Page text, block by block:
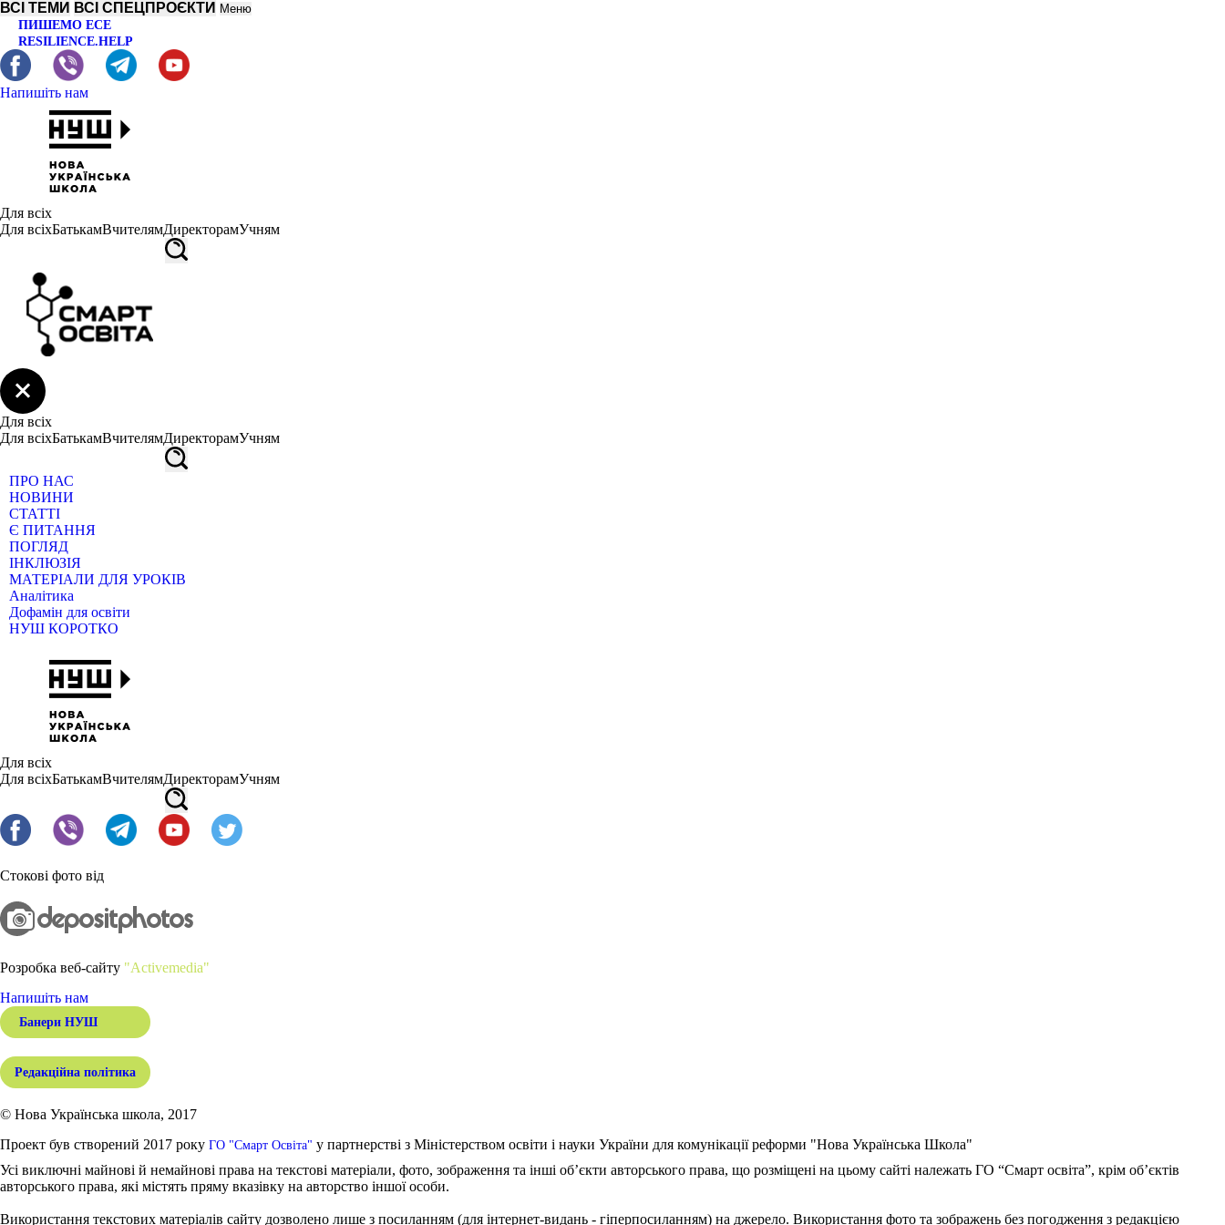
ВСІ ТЕМИ ВСІ СПЕЦПРОЄКТИ Меню
ПИШЕМО ЕСЕ
RESILIENCE.HELP
Напишіть нам
Для всіх
Для всіхБатькамВчителямДиректорамУчням
Для всіх
Для всіхБатькамВчителямДиректорамУчням
ПРО НАС
НОВИНИ
СТАТТІ
Є ПИТАННЯ
ПОГЛЯД
ІНКЛЮЗІЯ
МАТЕРІАЛИ ДЛЯ УРОКІВ
Аналітика
Дофамін для освіти
НУШ КОРОТКО
Для всіх
Для всіхБатькамВчителямДиректорамУчням
Стокові фото від
Розробка веб-сайту "Activemedia"
Напишіть нам
Банери НУШ
Редакційна політика
© Нова Українська школа, 2017
Проект був створений 2017 року ГО "Смарт Освіта" у партнерстві з Міністерством освіти і науки України для комунікації реформи "Нова Українська Школа"
Усі виключні майнові й немайнові права на текстові матеріали, фото, зображення та інші об’єкти авторського права, що розміщені на цьому сайті належать ГО “Смарт освіта”, крім об’єктів
авторського права, які містять пряму вказівку на авторство іншої особи.
Використання текстових матеріалів сайту дозволено лише з посиланням (для інтернет-видань - гіперпосиланням) на джерело. Використання фото та зображень без погодження з редакцією